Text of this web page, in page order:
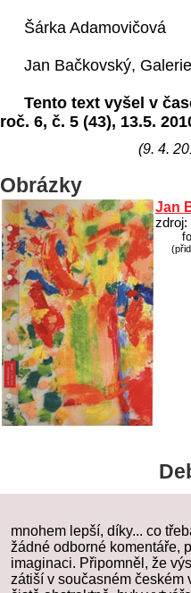
Šárka Adamovičová
Jan Bačkovský,
Tento text vyšel v
roč. 6, č. 5 (43), 13.5.
(9. 4.
Obrázky
Jan
zdroj:
mnohem lepší, díky... co
žádné odborné komentáře,
imaginaci. Připomněl, že
zátiší v současném českém